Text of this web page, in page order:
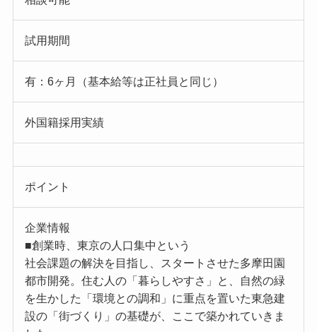
試用期間
有：6ヶ月（基本給等は正社員と同じ）
外国籍採用実績
ポイント
企業情報
■創業時、東京の人口集中という
社会課題の解決を目指し、スタートさせた多摩田園
都市開発。住む人の「暮らしやすさ」と、自然の緑
を生かした「環境との調和」に重点を置いた東急建
設の「街づくり」の基礎が、ここで築かれていきま